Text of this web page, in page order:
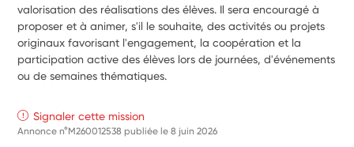
valorisation des réalisations des élèves. Il sera encouragé à
proposer et à animer, s'il le souhaite, des activités ou projets
originaux favorisant l'engagement, la coopération et la
participation active des élèves lors de journées, d'événements
ou de semaines thématiques.
Signaler cette mission
Annonce n°M260012538 publiée le8 juin 2026